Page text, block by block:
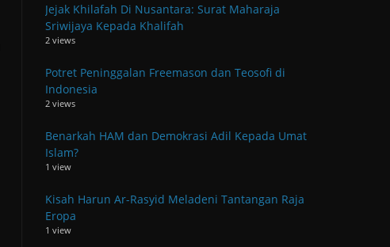
Jejak Khilafah Di Nusantara: Surat Maharaja
Sriwijaya Kepada Khalifah
2 views
Potret Peninggalan Freemason dan Teosofi di
Indonesia
2 views
Benarkah HAM dan Demokrasi Adil Kepada Umat
Islam?
1 view
Kisah Harun Ar-Rasyid Meladeni Tantangan Raja
Eropa
1 view